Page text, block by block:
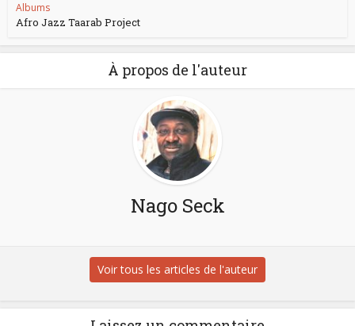
Albums
Afro Jazz Taarab Project
À propos de l'auteur
Nago Seck
Voir tous les articles de l'auteur